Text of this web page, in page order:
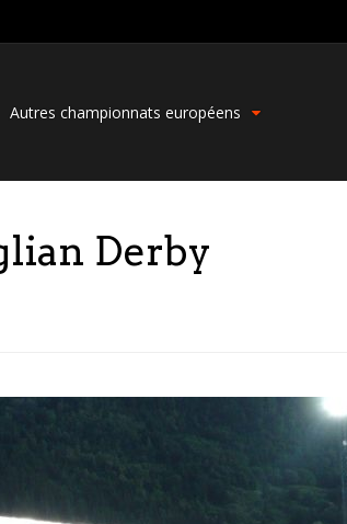
Autres championnats européens
Derby